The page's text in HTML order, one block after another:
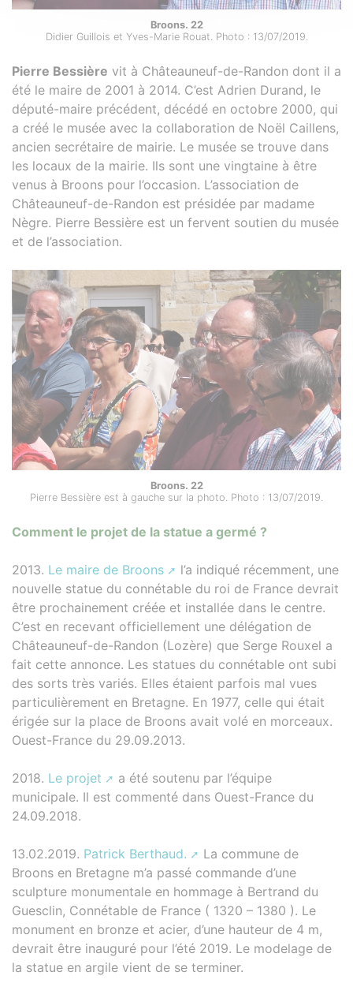
Broons. 22
Didier Guillois et Yves-Marie Rouat. Photo : 13/07/2019.
Pierre Bessière vit à Châteauneuf-de-Randon dont il a
été le maire de 2001 à 2014. C’est Adrien Durand, le
député-maire précédent, décédé en octobre 2000, qui
a créé le musée avec la collaboration de Noël Caillens,
ancien secrétaire de mairie. Le musée se trouve dans
les locaux de la mairie. Ils sont une vingtaine à être
venus à Broons pour l’occasion. L’association de
Châteauneuf-de-Randon est présidée par madame
Nègre. Pierre Bessière est un fervent soutien du musée
et de l’association.
Broons. 22
Pierre Bessière est à gauche sur la photo. Photo : 13/07/2019.
Comment le projet de la statue a germé ?
2013. Le maire de Broons
l’a indiqué récemment, une
nouvelle statue du connétable du roi de France devrait
être prochainement créée et installée dans le centre.
C’est en recevant officiellement une délégation de
Châteauneuf-de-Randon (Lozère) que Serge Rouxel a
fait cette annonce. Les statues du connétable ont subi
des sorts très variés. Elles étaient parfois mal vues
particulièrement en Bretagne. En 1977, celle qui était
érigée sur la place de Broons avait volé en morceaux.
Ouest-France du 29.09.2013.
2018. Le projet
a été soutenu par l’équipe
municipale. Il est commenté dans Ouest-France du
24.09.2018.
13.02.2019. Patrick Berthaud.
La commune de
Broons en Bretagne m’a passé commande d’une
sculpture monumentale en hommage à Bertrand du
Guesclin, Connétable de France ( 1320 – 1380 ). Le
monument en bronze et acier, d’une hauteur de 4 m,
devrait être inauguré pour l’été 2019. Le modelage de
la statue en argile vient de se terminer.